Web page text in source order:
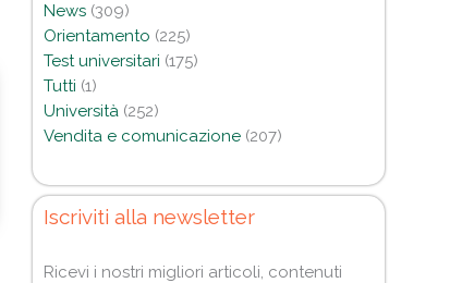
News(309)
Orientamento (225)
Test universitari (175)
Tutti (1)
Università(252)
Vendita e comunicazione(207)
Iscriviti alla newsletter
Ricevi i nostri migliori articoli, contenuti